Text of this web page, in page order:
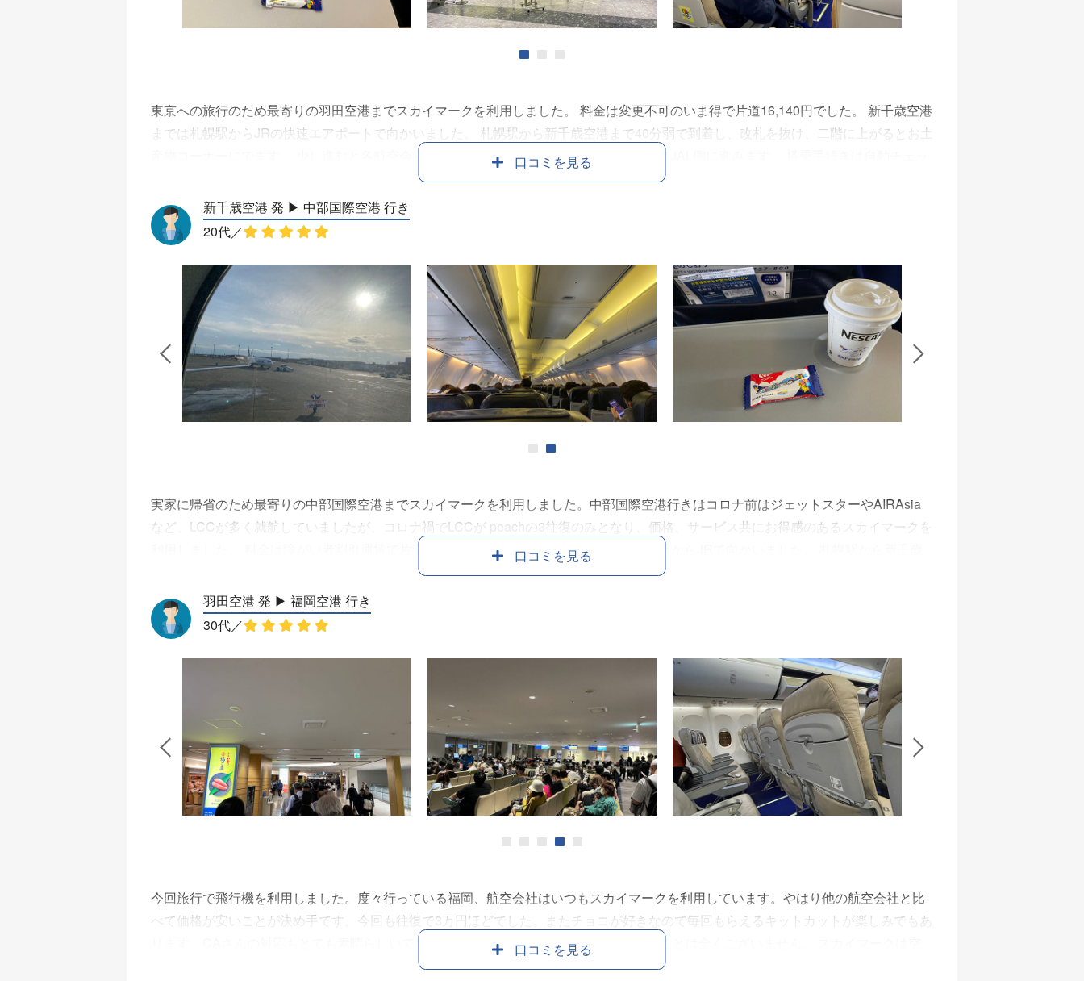
ないのが残念。 機内Wi-Fiの設置にも期待し星４つとします。
1 2 3
口コミを見る
東京への旅行のため最寄りの羽田空港までスカイマークを利用しました。 料金は変更不可のいま得で片道16,140円でした。 新千歳空港
までは札幌駅からJRの快速エアポートで向かいました。 札幌駅から新千歳空港まで40分弱で到着し、改札を抜け、二階に上がるとお土
産物コーナーにでます。 少し進むと各航空会社の受付カウンターが並ぶエリアに出るのでJAL側に進みます。 搭乗手続きは自動チェッ
クイン機で行います。QRコードを読み込み手荷物の数を入力すると、搭乗券と手荷物につけるタグが発行されます。 年末ということ
で混雑を予想していましたが、搭乗手続き、手荷物預かり、保安検査と特に混雑することはありませんでした。 搭乗口は保安検査場を
入って右奥の19番搭乗口でした。 搭乗待ちをしている人は多くいましたが普段の混雑とあまり差は感じませんでした。飛行機に乗り込
むと窓側と通路側はほぼ埋まっていましたが、真ん中の席には多くの空席がありました。 また今回の機体はポケモンとのコラボという
ことでピカチュウジェットとして運行されており、内装にはポケモンが多く使われており、アナウンスもオリジナルのものを使ってい
ました。 手荷物預かりや機内サービスがANA、JALと遜色なく、価格も安いのでこれからも利用したいと思いました。
新千歳空港 発 ▶︎ 中部国際空港 行き
20代／
1 2
口コミを見る
実家に帰省のため最寄りの中部国際空港までスカイマークを利用しました。中部国際空港行きはコロナ前はジェットスターやAIRAsia
など、LCCが多く就航していましたが、コロナ禍でLCCが peachの3往復のみとなり、価格、サービス共にお得感のあるスカイマークを
利用しました。 料金は障がい者割引運賃で片道17310円でした。 新千歳空港までは札幌駅からJRで向かいました。 札幌駅から新千歳
空港まで40分弱で到着し、改札を抜け、二階に上がると各航空会社の受付カウンターが並んでいます。 スカイマークはJAL側にあり、
FDA、スカイマーク、ジェットスターの順になっています。 搭乗手続きは自動チェックイン機、もしくはカウンターで行います。 受付
カウンターや荷物預かりの検査場は他のLCCに比べてスタッフが多く、行列ができるようなことはありませんでした。 保安検査場はス
カイマークとFDA専用のE検査場を利用しました。 搭乗口は保安検査場を入って右奥の18番搭乗口でした。 多くの人が搭乗待ちをして
おり18 番搭乗口付近の椅子には座れないほどでした。 やはり飛行機に乗り込むとほぼ満席でした。 機内ではアルコールの販売が休止
でしたが、その他のソフトドリンクやお土産品は取り扱っていました。 機内サービスのコーヒーとキットカットを頂き、コーヒーは
おかわりも頂けました。 料金とサービスのバランスがよくお得感があり、また利用したいと感じました。
羽田空港 発 ▶︎ 福岡空港 行き
30代／
1 2 3 4 5
口コミを見る
今回旅行で飛行機を利用しました。度々行っている福岡、航空会社はいつもスカイマークを利用しています。やはり他の航空会社と比
べて価格が安いことが決め手です。今回も往復で3万円ほどでした。またチョコが好きなので毎回もらえるキットカットが楽しみでもあ
ります。CAさんの対応もとても素晴らしいですし、安価だからと言ってサービスが薄いことは全くございません。 スカイマークは空
港内でチケットの発券をする時も黄色いロゴがとても目立つので場所が見つけやすいです。あらかじめバーコードを用意しておけば発